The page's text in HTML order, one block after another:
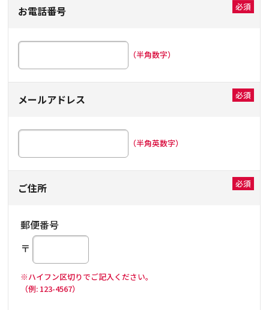
お電話番号
（半角数字）
メールアドレス
（半角英数字）
ご住所
郵便番号
〒
※ハイフン区切りでご記入ください。
（例: 123-4567）